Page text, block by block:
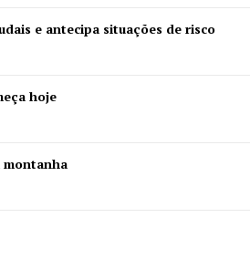
agora!
e antecipa situações de risco
hoje
montanha